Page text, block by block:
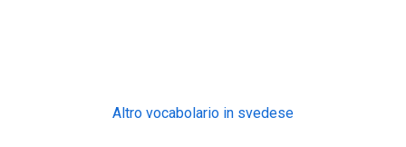
Altro vocabolario in svedese